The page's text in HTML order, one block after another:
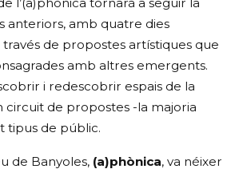
l’(a)phònica tornarà a seguir la
anteriors, amb quatre dies
través de propostes artístiques que
amb altres emergents.
i redescobrir espais de la
circuit de propostes -la majoria
tipus de públic.
de Banyoles, (a)phònica, va néixer